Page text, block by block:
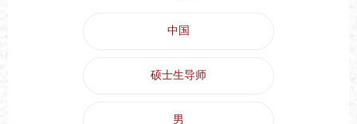
中国
硕士生导师
男